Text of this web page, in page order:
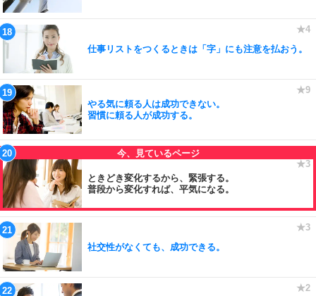
仕事リストをつくるときは「字」にも注意を払おう。
やる気に頼る人は成功できない。
習慣に頼る人が成功する。
ときどき変化するから、緊張する。
普段から変化すれば、平気になる。
社交性がなくても、成功できる。